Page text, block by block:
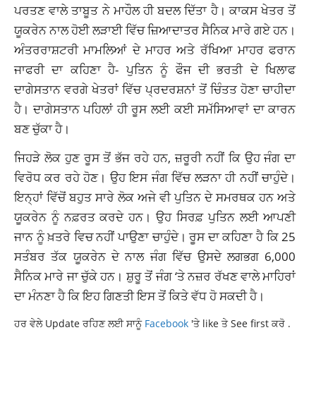
ਪਰਤਣ ਵਾਲੇ ਤਾਬੂਤ ਨੇ ਮਾਹੌਲ ਹੀ ਬਦਲ ਦਿੱਤਾ ਹੈ। ਕਾਕਸ ਖੇਤਰ ਤੋਂ
ਯੂਕਰੇਨ ਨਾਲ ਹੋਈ ਲੜਾਈ ਵਿੱਚ ਜ਼ਿਆਦਾਤਰ ਸੈਨਿਕ ਮਾਰੇ ਗਏ ਹਨ।
ਅੰਤਰਰਾਸ਼ਟਰੀਮਾਮਲਿਆਂ ਦੇ ਮਾਹਰ ਅਤੇ ਰੱਖਿਆ ਮਾਹਰ ਫਰਾਨ
ਜਾਫਰੀ ਦਾ ਕਹਿਣਾ ਹੈ- ਪੁਤਿਨ ਨੂੰ ਫੌਜ ਦੀ ਭਰਤੀ ਦੇ ਖਿਲਾਫ
ਦਾਗੇਸਤਾਨ ਵਰਗੇ ਖੇਤਰਾਂ ਵਿੱਚ ਪ੍ਰਦਰਸ਼ਨਾਂ ਤੋਂ ਚਿੰਤਤ ਹੋਣਾ ਚਾਹੀਦਾ
ਹੈ। ਦਾਗੇਸਤਾਨ ਪਹਿਲਾਂ ਹੀ ਰੂਸ ਲਈ ਕਈ ਸਮੱਸਿਆਵਾਂ ਦਾ ਕਾਰਨ
ਬਣ ਚੁੱਕਾ ਹੈ।
ਜਿਹੜੇ ਲੋਕ ਹੁਣ ਰੂਸ ਤੋਂ ਭੱਜ ਰਹੇ ਹਨ,ਜ਼ਰੂਰੀਨਹੀਂ ਕਿ ਉਹ ਜੰਗ ਦਾ
ਵਿਰੋਧ ਕਰ ਰਹੇ ਹੋਣ। ਉਹ ਇਸ ਜੰਗ ਵਿੱਚ ਲੜਨਾ ਹੀ ਨਹੀਂ ਚਾਹੁੰਦੇ।
ਇਨ੍ਹਾਂ ਵਿੱਚੋਂ ਬਹੁਤ ਸਾਰੇ ਲੋਕ ਅਜੇ ਵੀ ਪੁਤਿਨ ਦੇ ਸਮਰਥਕ ਹਨ ਅਤੇ
ਯੂਕਰੇਨ ਨੂੰ ਨਫ਼ਰਤ ਕਰਦੇ ਹਨ। ਉਹ ਸਿਰਫ਼ ਪੁਤਿਨ ਲਈ ਆਪਣੀ
ਜਾਨ ਨੂੰ ਖ਼ਤਰੇ ਵਿਚ ਨਹੀਂ ਪਾਉਣਾ ਚਾਹੁੰਦੇ। ਰੂਸ ਦਾ ਕਹਿਣਾ ਹੈ ਕਿ 25
ਸਤੰਬਰ ਤੱਕ ਯੂਕਰੇਨ ਦੇ ਨਾਲ ਜੰਗ ਵਿੱਚ ਉਸਦੇ ਲਗਭਗ 6,000
ਸੈਨਿਕ ਮਾਰੇ ਜਾ ਚੁੱਕੇ ਹਨ। ਸ਼ੁਰੂ ਤੋਂ ਜੰਗ ‘ਤੇ ਨਜ਼ਰ ਰੱਖਣ ਵਾਲੇ ਮਾਹਿਰਾਂ
ਦਾ ਮੰਨਣਾ ਹੈ ਕਿ ਇਹ ਗਿਣਤੀ ਇਸ ਤੋਂ ਕਿਤੇ ਵੱਧ ਹੋ ਸਕਦੀ ਹੈ।
ਹਰ ਵੇਲੇ Update ਰਹਿਣ ਲਈ ਸਾਨੂੰ Facebook 'ਤੇ like ਤੇ See first ਕਰੋ .